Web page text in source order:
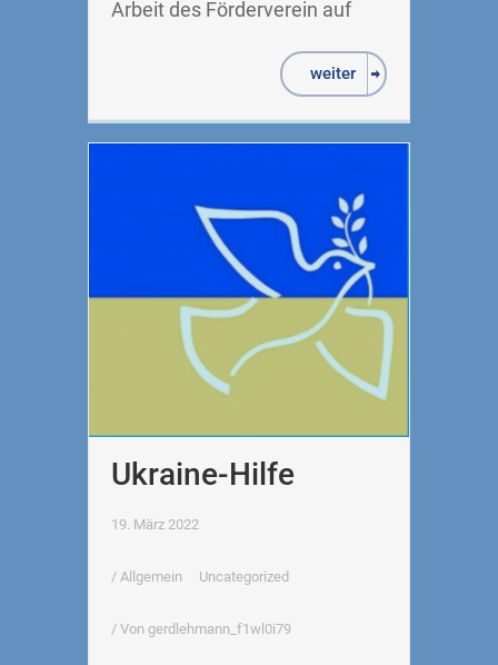
Arbeit des Förderverein auf
weiter
Ukraine-Hilfe
19. März 2022
/ Allgemein Uncategorized
/ Von gerdlehmann_f1wl0i79